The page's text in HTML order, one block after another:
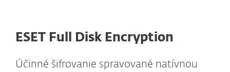
ESET Full Disk Encryption
Účinné šifrovanie spravované natívnou